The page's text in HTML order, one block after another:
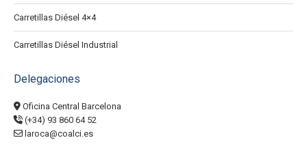
Carretillas Diésel 4×4
Carretillas Diésel Industrial
Delegaciones
Oficina Central Barcelona
(+34) 93 860 64 52
laroca@coalci.es